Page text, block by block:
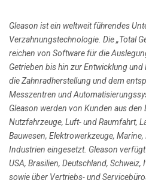
Gleason ist ein weltweit führendes
Verzahnungstechnologie. Die „Total
reichen von Software für die
Getrieben bis hin zur Entwicklung
die Zahnradherstellung und dem
Messzentren und
Gleason werden von Kunden aus den
Nutzfahrzeuge, Luft- und Raumfahrt,
Bauwesen, Elektrowerkzeuge,
Industrien eingesetzt. Gleason
USA, Brasilien, Deutschland,
sowie über Vertriebs- und